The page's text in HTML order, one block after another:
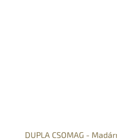
DUPLA CSOMAG -